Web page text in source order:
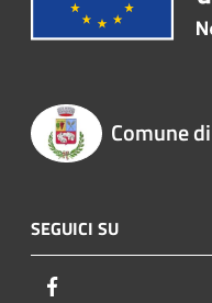
Comune
SEGUICI SU